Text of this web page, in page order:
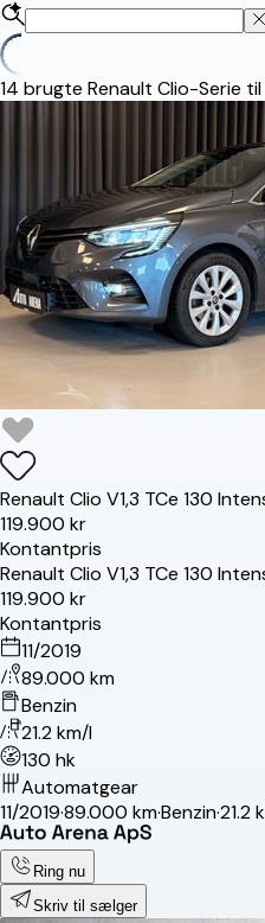
14 brugte Renault Clio-Serie til
Renault Clio V1,3 TCe 130
119.900 kr
Kontantpris
Renault Clio V1,3 TCe 130
119.900 kr
Kontantpris
11/2019
89.000 km
Benzin
21.2 km/l
130 hk
Automatgear
11/2019·89.000 km·Benzin·21.2
Ring nu
Skriv til sælger